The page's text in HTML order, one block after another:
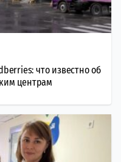
что известно об
центрам